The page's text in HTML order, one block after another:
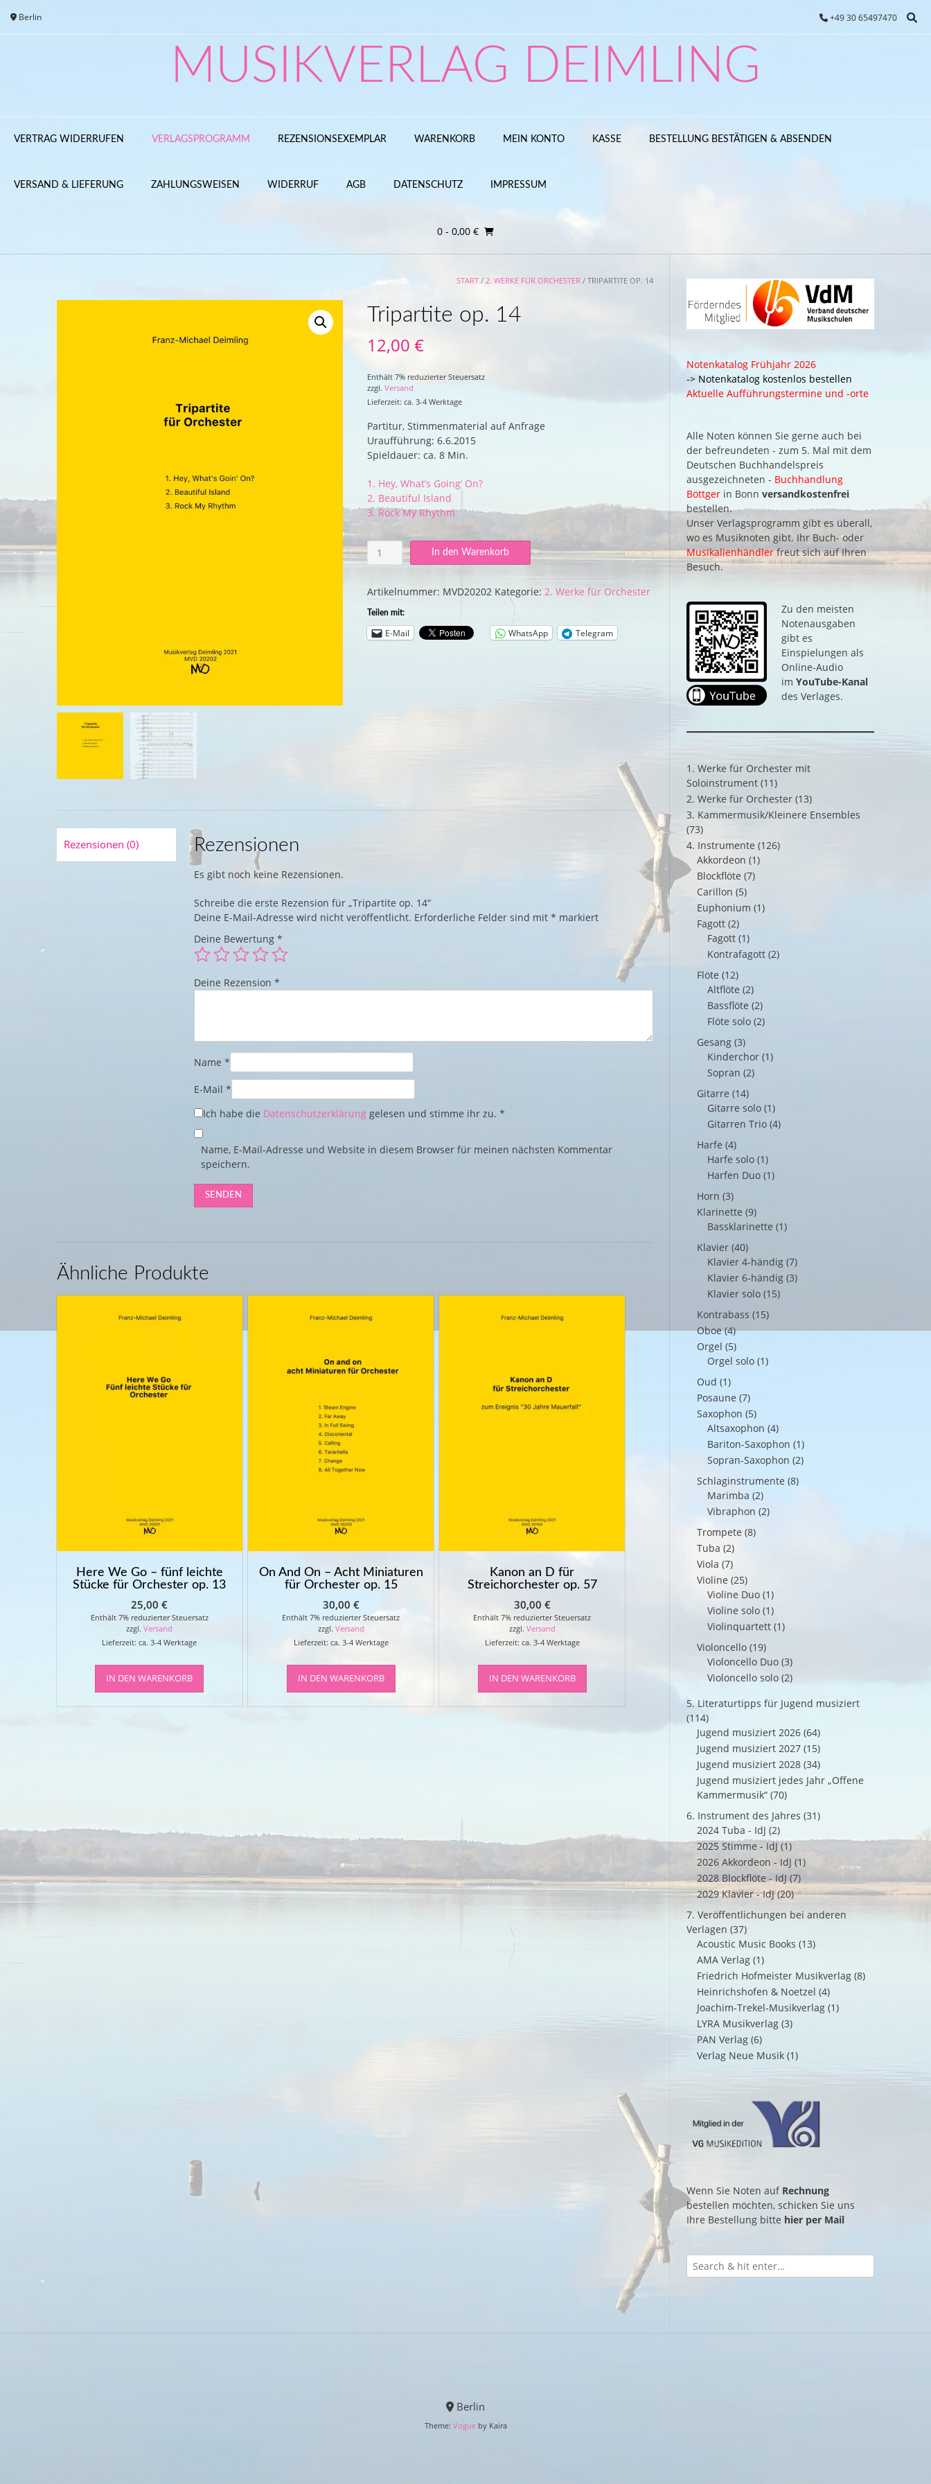
content
Berlin +49 30 65497470
MUSIKVERLAG DEIMLING
VERTRAG WIDERRUFEN VERLAGSPROGRAMM REZENSIONSEXEMPLAR WARENKORB MEIN KONTO KASSE BESTELLUNG BESTÄTIGEN & ABSENDEN
VERSAND & LIEFERUNG ZAHLUNGSWEISEN WIDERRUF AGB DATENSCHUTZ IMPRESSUM
0 - 0,00 €
START /2. WERKE FÜR ORCHESTER / TRIPARTITE OP. 14
Tripartite op. 14
12,00 €
Enthält 7% reduzierter Steuersatz
zzgl. Versand
Lieferzeit: ca. 3-4 Werktage
Partitur, Stimmenmaterial auf Anfrage
Uraufführung: 6.6.2015
Spieldauer: ca. 8 Min.
1. Hey, What’s Going‘ On?
2. Beautiful Island
3. Rock My Rhythm
Tripartite
op.
Menge
In den Warenkorb
Artikelnummer: MVD20202 Kategorie: 2. Werke für Orchester
Teilen mit:
E-Mail WhatsApp Telegram
Rezensionen (0) Rezensionen
Es gibt noch keine Rezensionen.
Schreibe die erste Rezension für „Tripartite op. 14“
Deine E-Mail-Adresse wird nicht veröffentlicht. Erforderliche Felder sind mit* markiert
Deine Bewertung*
Deine Rezension*
Name*
E-Mail*
Ich habe die Datenschutzerklärung gelesen und stimme ihr zu. *
Name, E-Mail-Adresse und Website in diesem Browser für meinen nächsten Kommentar
speichern.
Ähnliche Produkte
Here We Go – fünf leichte
Stücke für Orchester op. 13
25,00€
Enthält 7% reduzierter Steuersatz
zzgl.Versand
Lieferzeit: ca. 3-4 Werktage
IN DEN WARENKORB
On And On – Acht Miniaturen
für Orchester op. 15
30,00 €
Enthält 7% reduzierter Steuersatz
zzgl. Versand
Lieferzeit: ca. 3-4 Werktage
IN DEN WARENKORB
Kanon an D für
Streichorchester op. 57
30,00 €
Enthält 7% reduzierter Steuersatz
zzgl. Versand
Lieferzeit: ca. 3-4 Werktage
IN DEN WARENKORB
Notenkatalog Frühjahr 2026
-> Notenkatalog kostenlos bestellen
Aktuelle Aufführungstermine und -orte
Alle Noten können Sie gerne auch bei
der befreundeten - zum 5. Mal mit dem
Deutschen Buchhandelspreis
ausgezeichneten - Buchhandlung
Böttgerin Bonn versandkostenfrei
bestellen.
Unser Verlagsprogramm gibt es überall,
wo es Musiknoten gibt. Ihr Buch- oder
Musikalienhändlerfreut sich auf Ihren
Besuch.
Zu den meisten
Notenausgaben
gibt es
Einspielungen als
Online-Audio
im YouTube-Kanal
des Verlages.
1. Werke für Orchester mit
Soloinstrument (11)
2. Werke für Orchester (13)
3. Kammermusik/Kleinere Ensembles
(73)
4. Instrumente (126)
Akkordeon (1)
Blockflöte (7)
Carillon (5)
Euphonium (1)
Fagott (2)
Fagott (1)
Kontrafagott (2)
Flöte (12)
Altflöte (2)
Bassflöte (2)
Flöte solo (2)
Gesang (3)
Kinderchor (1)
Sopran (2)
Gitarre (14)
Gitarre solo (1)
Gitarren Trio (4)
Harfe (4)
Harfe solo (1)
Harfen Duo (1)
Horn (3)
Klarinette (9)
Bassklarinette (1)
Klavier (40)
Klavier 4-händig (7)
Klavier 6-händig (3)
Klavier solo (15)
Kontrabass (15)
Oboe (4)
Orgel (5)
Orgel solo (1)
Oud (1)
Posaune (7)
Saxophon (5)
Altsaxophon (4)
Bariton-Saxophon (1)
Sopran-Saxophon (2)
Schlaginstrumente (8)
Marimba (2)
Vibraphon (2)
Trompete (8)
Tuba (2)
Viola (7)
Violine (25)
Violine Duo (1)
Violine solo (1)
Violinquartett (1)
Violoncello (19)
Violoncello Duo (3)
Violoncello solo (2)
5. Literaturtipps für Jugend musiziert
(114)
Jugend musiziert 2026 (64)
Jugend musiziert 2027 (15)
Jugend musiziert 2028 (34)
Jugend musiziert jedes Jahr „Offene
Kammermusik“ (70)
6. Instrument des Jahres (31)
2024 Tuba - IdJ (2)
2025 Stimme - IdJ (1)
2026 Akkordeon - IdJ (1)
2028 Blockflöte - IdJ (7)
2029 Klavier - IdJ (20)
7. Veröffentlichungen bei anderen
Verlagen (37)
Acoustic Music Books (13)
AMA Verlag (1)
Friedrich Hofmeister Musikverlag (8)
Heinrichshofen & Noetzel (4)
Joachim-Trekel-Musikverlag (1)
LYRA Musikverlag (3)
PAN Verlag (6)
Verlag Neue Musik (1)
Wenn Sie Noten auf Rechnung
bestellen möchten, schicken Sie uns
Ihre Bestellung bitte hier per Mail
Berlin
Theme: Vogueby Kaira